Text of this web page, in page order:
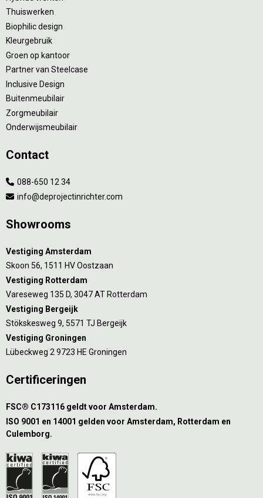
Thuiswerken
Biophilic design
Kleurgebruik
Groen op kantoor
Partner van Steelcase
Inclusive Design
Buitenmeubilair
Zorgmeubilair
Onderwijsmeubilair
Contact
088-650 12 34
info@deprojectinrichter.com
Showrooms
Vestiging Amsterdam
Skoon 56, 1511 HV Oostzaan
Vestiging Rotterdam
Vareseweg 135 D, 3047 AT Rotterdam
Vestiging Bergeijk
Stökskesweg 9, 5571 TJ Bergeijk
Vestiging Groningen
Lübeckweg 2 9723 HE Groningen
Certificeringen
FSC® C173116 geldt voor Amsterdam.
ISO 9001 en 14001 gelden voor Amsterdam, Rotterdam en
Culemborg.